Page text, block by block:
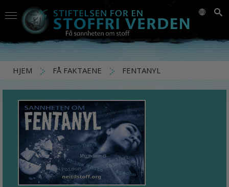
HJEM FÅ FAKTAENE FENTANYL